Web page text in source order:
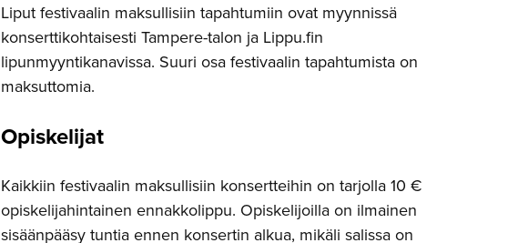
Liput festivaalin maksullisiin tapahtumiin ovat myynnissä
konserttikohtaisesti Tampere-talon ja Lippu.fin
lipunmyyntikanavissa. Suuri osa festivaalin tapahtumista on
maksuttomia.
Opiskelijat
Kaikkiin festivaalin maksullisiin konsertteihin on tarjolla 10 €
opiskelijahintainen ennakkolippu. Opiskelijoilla on ilmainen
sisäänpääsy tuntia ennen konsertin alkua, mikäli salissa on